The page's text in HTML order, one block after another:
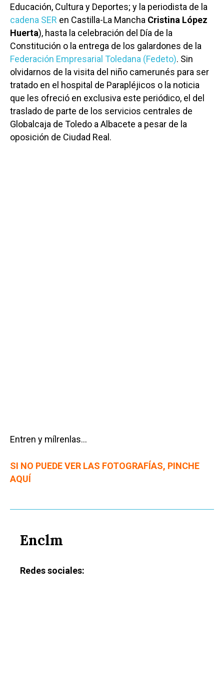
Educación, Cultura y Deportes; y la periodista de la
cadena SER en Castilla-La Mancha Cristina López
Huerta), hasta la celebración del Día de la
Constitución o la entrega de los galardones de la
Federación Empresarial Toledana (Fedeto). Sin
olvidarnos de la visita del niño camerunés para ser
tratado en el hospital de Parapléjicos o la noticia
que les ofreció en exclusiva este periódico, el del
traslado de parte de los servicios centrales de
Globalcaja de Toledo a Albacete a pesar de la
oposición de Ciudad Real.
Entren y mílrenlas…
SI NO PUEDE VER LAS FOTOGRAFÍAS, PINCHE
AQUÍ
Enclm
Redes sociales: